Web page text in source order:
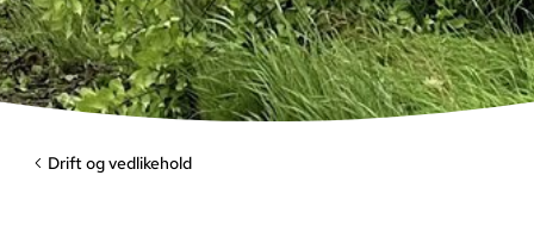
Drift og vedlikehold